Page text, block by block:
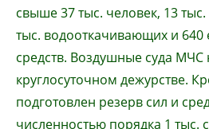
свыше 37 тыс. человек, 13
тыс. водооткачивающих и 640
средств. Воздушные суда МЧС
круглосуточном дежурстве.
подготовлен резерв сил и
численностью порядка 1 тыс.